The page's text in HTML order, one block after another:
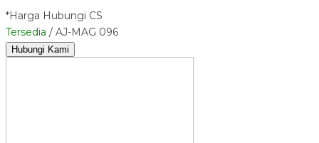
*Harga Hubungi CS
Tersedia / AJ-MAG 096
Hubungi Kami